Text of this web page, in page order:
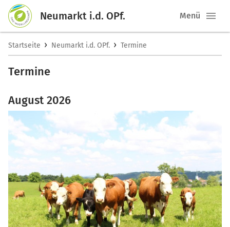
Neumarkt i.d. OPf. Menü
Startseite › Neumarkt i.d. OPf. › Termine
Termine
August 2026